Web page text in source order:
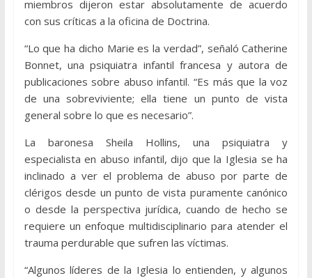
miembros dijeron estar absolutamente de acuerdo
con sus críticas a la oficina de Doctrina.
“Lo que ha dicho Marie es la verdad”, señaló Catherine
Bonnet, una psiquiatra infantil francesa y autora de
publicaciones sobre abuso infantil. “Es más que la voz
de una sobreviviente; ella tiene un punto de vista
general sobre lo que es necesario”.
La baronesa Sheila Hollins, una psiquiatra y
especialista en abuso infantil, dijo que la Iglesia se ha
inclinado a ver el problema de abuso por parte de
clérigos desde un punto de vista puramente canónico
o desde la perspectiva jurídica, cuando de hecho se
requiere un enfoque multidisciplinario para atender el
trauma perdurable que sufren las víctimas.
“Algunos líderes de la Iglesia lo entienden, y algunos